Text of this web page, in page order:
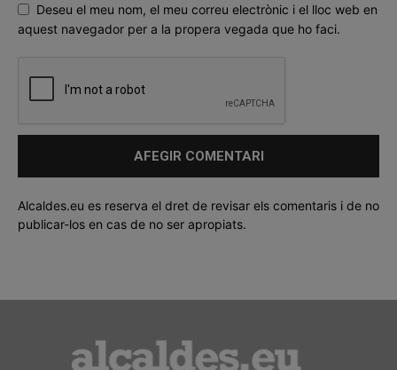
Deseu el meu nom, el meu correu electrònic i el lloc web en
aquest navegador per a la propera vegada que ho faci.
Alcaldes.eu es reserva el dret de revisar els comentaris i de no
publicar-los en cas de no ser apropiats.